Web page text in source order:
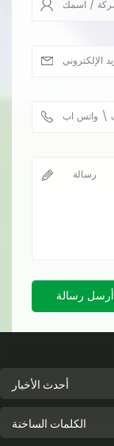
أرسل رسالة
أحدث الأخبار
الكلمات الساخنة